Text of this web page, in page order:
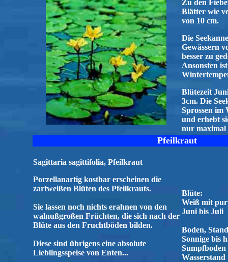
Zu den
Blätter wie
von 10 cm.
Die
Gewässern
besser zu
Ansonsten
Blütezeit
3cm. Die
Sprossen im
und erhebt
nur maximal
Pfeilkraut
Sagittaria sagittifolia, Pfeilkraut
Porzellanartig kostbar erscheinen die
zartweißen Blüten des Pfeilkrauts.
Sie lassen noch nichts erahnen von den
walnußgroßen Früchten, die sich nach der
Blüte aus den Fruchtböden bilden.
Diese sind übrigens eine absolute
Lieblingsspeise von Enten...
Blüte:
Weiß mit
Juni bis Juli
Boden,
Sonnige bis
Sumpfboden
Wasserstand